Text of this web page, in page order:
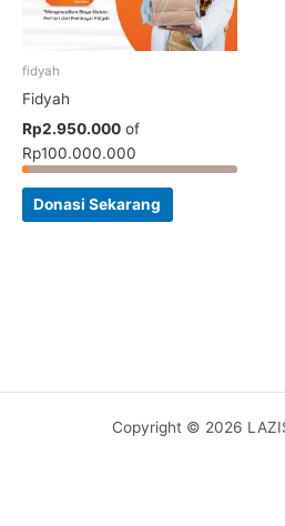
fidyah
Fidyah
Rp2.950.000 of
Rp100.000.000
Donasi Sekarang
Copyright © 2026